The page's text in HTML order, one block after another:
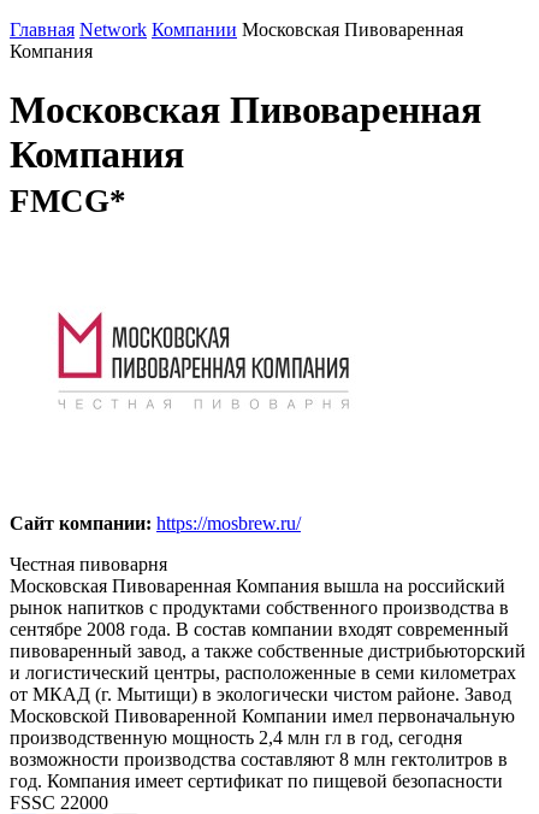
Главная Network Компании Московская Пивоваренная
Компания
Московская Пивоваренная
Компания
FMCG*
Сайт компании: https://mosbrew.ru/
Честная пивоварня
Московская Пивоваренная Компания вышла на российский
рынок напитков с продуктами собственного производства в
сентябре 2008 года. В состав компании входят современный
пивоваренный завод, а также собственные дистрибьюторский
и логистический центры, расположенные в семи километрах
от МКАД (г. Мытищи) в экологически чистом районе. Завод
Московской Пивоваренной Компании имел первоначальную
производственную мощность 2,4 млн гл в год, сегодня
возможности производства составляют 8 млн гектолитров в
год. Компания имеет сертификат по пищевой безопасности
FSSC 22000